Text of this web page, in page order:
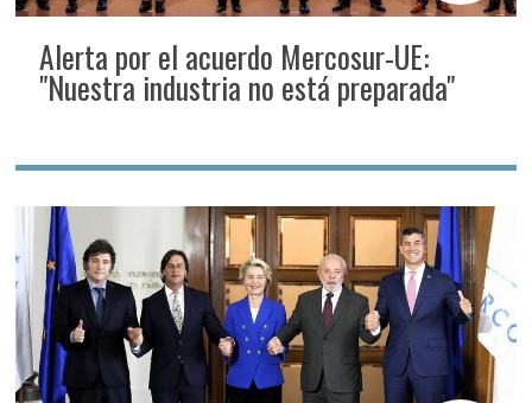
Alerta por el acuerdo Mercosur-UE:
"Nuestra industria no está preparada"